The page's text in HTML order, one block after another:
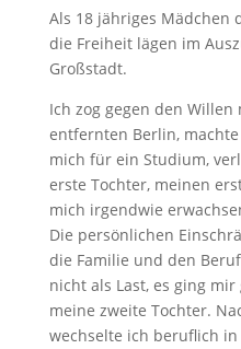
Als 18 jähriges Mädchen
die Freiheit lägen im
Großstadt.
Ich zog gegen den
entfernten Berlin,
mich für ein Studium,
erste Tochter, meinen
mich irgendwie
Die persönlichen
die Familie und den
nicht als Last, es ging
meine zweite Tochter.
wechselte ich beruflich